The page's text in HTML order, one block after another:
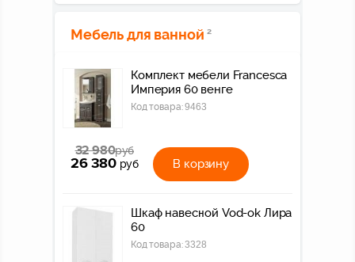
Мебель для ванной 2
Комплект мебели Francesca
Империя 60 венге
Код товара:9463
32 980руб
26 380 руб В корзину
Шкаф навесной Vod-ok Лира
60
Код товара:3328